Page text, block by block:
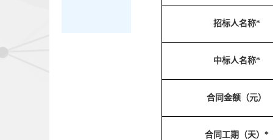
招标人名称*
中标人名称*
合同金额（元）
合同工期（天）*